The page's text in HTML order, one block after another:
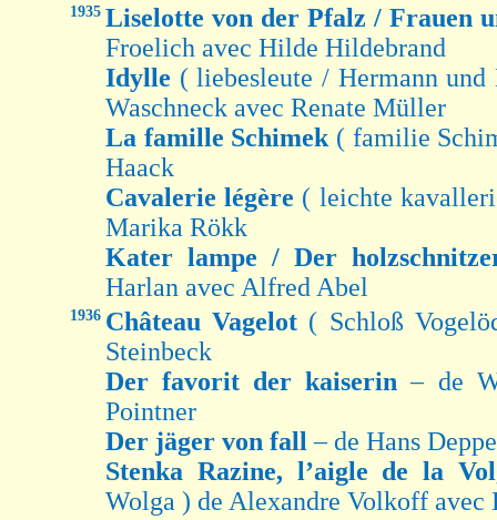
1935 Liselotte von der Pfalz / Frauen
Froelich avec Hilde Hildebrand
Idylle ( liebesleute / Hermann
Waschneck avec Renate Müller
La famille Schimek ( familie
Haack
Cavalerie légère ( leichte
Marika Rökk
Kater lampe / Der
Harlan avec Alfred Abel
1936 Château Vagelot ( Schloß
Steinbeck
Der favorit der kaiserin– de
Pointner
Der jäger von fall– de Hans
Stenka Razine, l’aigle de la
Wolga ) de Alexandre Volkoff avec